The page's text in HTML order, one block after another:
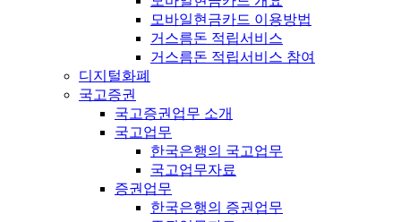
모바일현금카드 이용방법
거스름돈 적립서비스
거스름돈 적립서비스 참여
디지털화폐
국고증권
국고증권업무 소개
국고업무
한국은행의 국고업무
국고업무자료
증권업무
한국은행의 증권업무